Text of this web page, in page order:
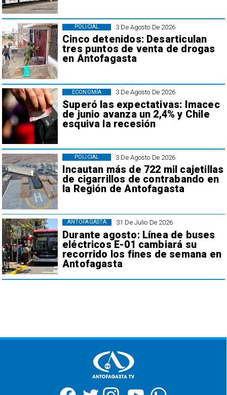
3 De Agosto De 2026
Cinco detenidos: Desarticulan
tres puntos de venta de drogas
en Antofagasta
POLICIAL
3 De Agosto De 2026
Superó las expectativas: Imacec
de junio avanza un 2,4% y Chile
esquiva la recesión
ECONOMÍA
3 De Agosto De 2026
Incautan más de 722 mil cajetillas
de cigarrillos de contrabando en
la Región de Antofagasta
POLICIAL
31 De Julio De 2026
Durante agosto: Línea de buses
eléctricos E-01 cambiará su
recorrido los fines de semana en
Antofagasta
ANTOFAGASTA